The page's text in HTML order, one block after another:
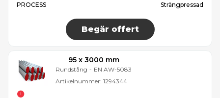
PROCESS
Strängpressad
Begär offert
95 x 3000 mm
Rundstång - EN AW-5083
Artikelnummer: 1294344